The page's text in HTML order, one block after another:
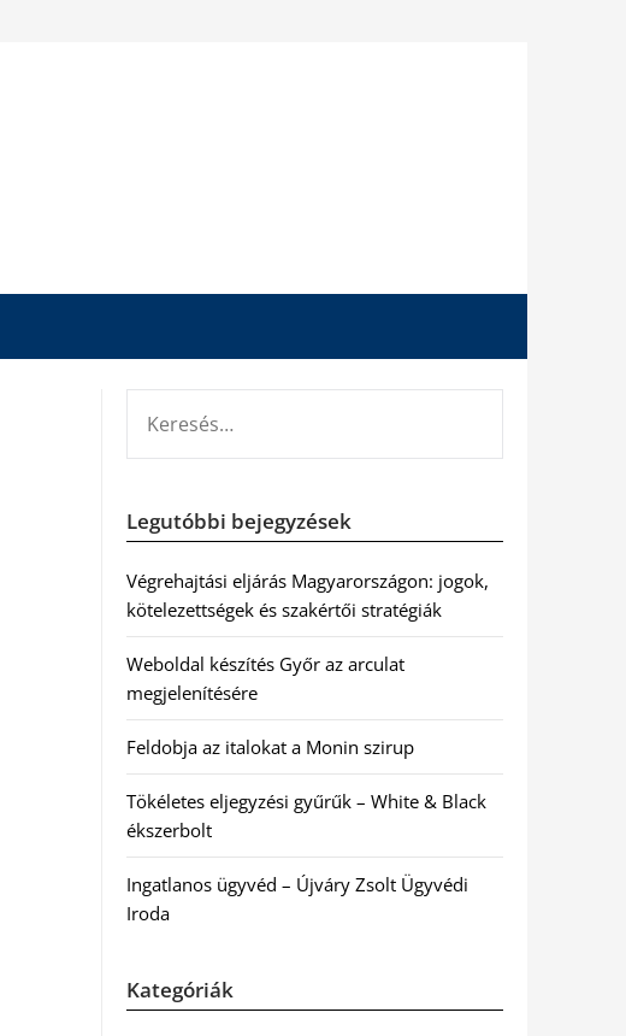
Legutóbbi bejegyzések
Végrehajtási eljárás Magyarországon: jogok,
kötelezettségek és szakértői stratégiák
Weboldal készítés Győr az arculat
megjelenítésére
Feldobja az italokat a Monin szirup
Tökéletes eljegyzési gyűrűk – White & Black
ékszerbolt
Ingatlanos ügyvéd – Újváry Zsolt Ügyvédi
Iroda
Kategóriák